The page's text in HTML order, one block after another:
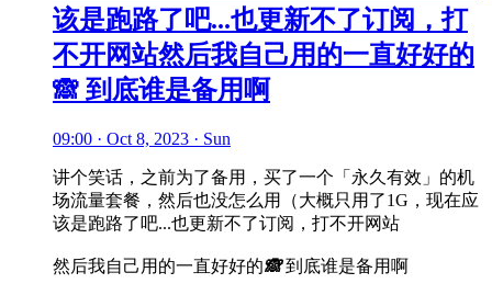
该是跑路了吧...也更新不了订阅，打
不开网站然后我自己用的一直好好的
🙈 到底谁是备用啊
09:00 · Oct 8, 2023 · Sun
讲个笑话，之前为了备用，买了一个「永久有效」的机
场流量套餐，然后也没怎么用（大概只用了1G，现在应
该是跑路了吧...也更新不了订阅，打不开网站
然后我自己用的一直好好的🙈到底谁是备用啊